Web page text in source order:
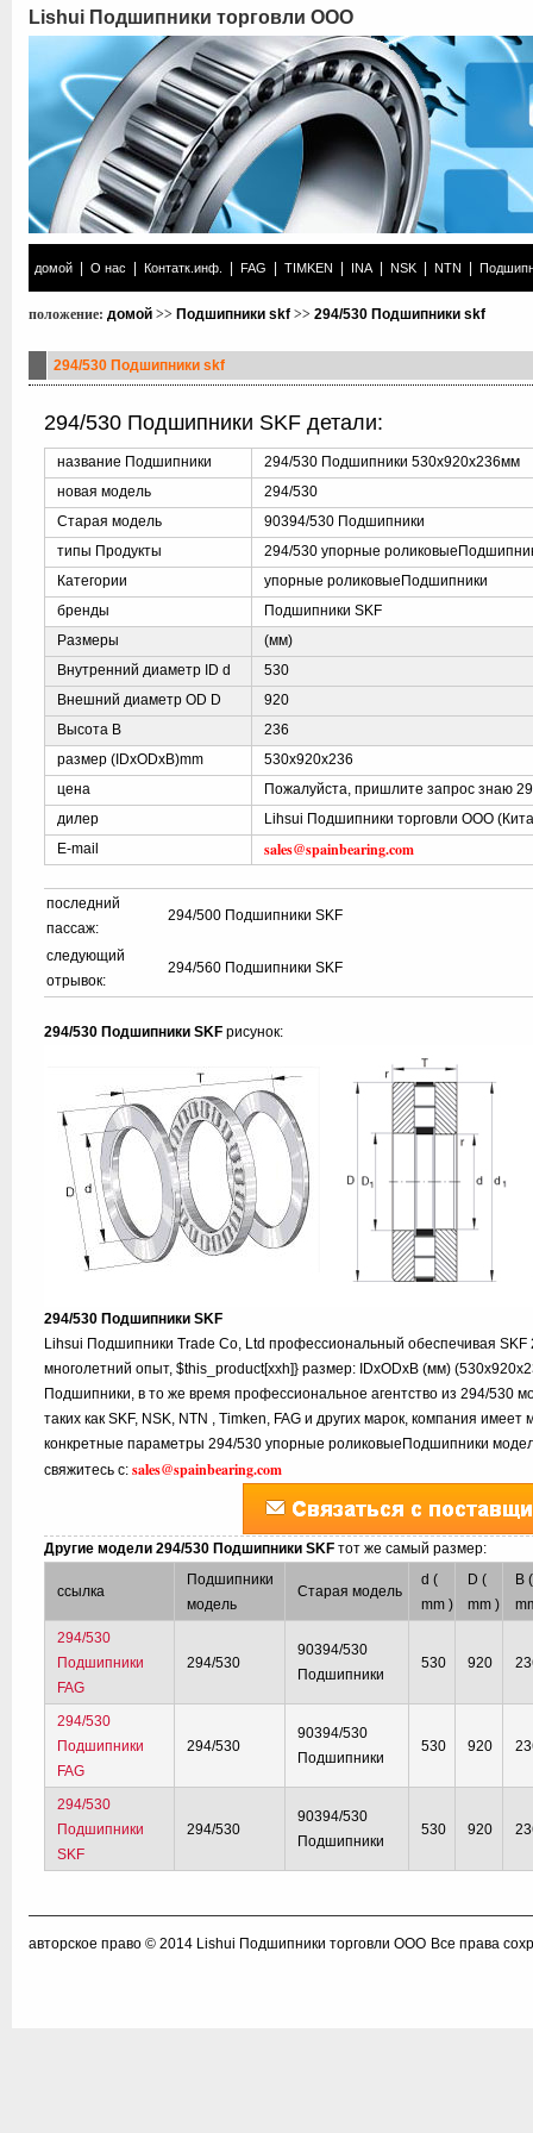
Lishui Подшипники торговли ООО
домой О нас Контатк.инф. FAG TIMKEN INA NSK NTN
положение: домой >> Подшипники skf >> 294/530 Подшипники skf
294/530 Подшипники skf
294/530 Подшипники SKF детали:
название Подшипники
294/530 Подшипники 530x920x236мм
новая модель
294/530
Старая модель
90394/530 Подшипники
типы Продукты
294/530 упорные
Категории
упорные роликовыеПодшипники
бренды
Подшипники SKF
Размеры
(мм)
Внутренний диаметр ID d
530
Внешний диаметр OD D
920
Высота B
236
размер (IDxODxB)mm
530x920x236
цена
Пожалуйста, пришлите запрос знаю
дилер
Lihsui Подшипники торговли ООО
E-mail
sales@spainbearing.com
последний
пассаж:
294/500 Подшипники SKF
следующий
отрывок:
294/560 Подшипники SKF
294/530 Подшипники SKF рисунок:
294/530 Подшипники SKF
Lihsui Подшипники Trade Co, Ltd профессиональный обеспечивая
многолетний опыт, $this_product[xxh]} размер: IDxODxB (мм)
Подшипники, в то же время профессиональное агентство из 294/530
таких как SKF, NSK, NTN , Timken, FAG и других марок, компания имеет
конкретные параметры 294/530 упорные роликовыеПодшипники
свяжитесь с:sales@spainbearing.com
Другие модели 294/530 Подшипники SKFтот же самый размер:
ссылка
Подшипники
модель
Старая модель
d (
mm )
D (
mm )
B (
294/530
Подшипники
FAG
294/530
90394/530
Подшипники
530 920
294/530
Подшипники
FAG
294/530
90394/530
Подшипники
530 920
294/530
Подшипники
SKF
294/530
90394/530
Подшипники
530 920
авторское право © 2014 Lishui Подшипники торговли ООО Все права